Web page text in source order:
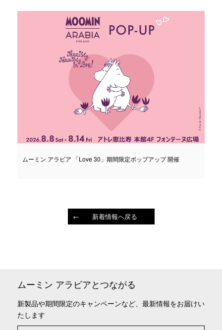
ムーミン アラビア 「Love 30」期間限定ポップアップ 開催
新着情報へ戻る
ムーミン アラビアとつながる
新製品や期間限定のキャンペーンなど、最新情報をお届けい
たします